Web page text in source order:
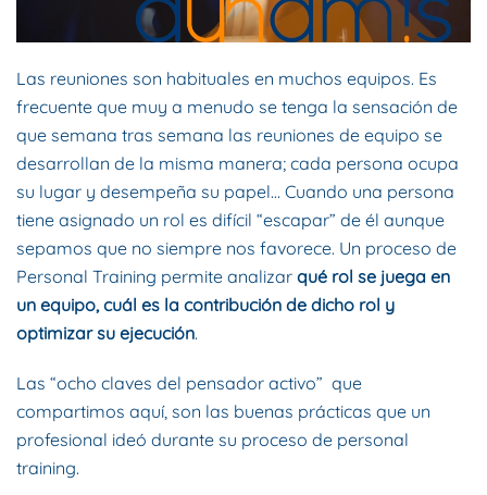
Las reuniones son habituales en muchos equipos. Es
frecuente que muy a menudo se tenga la sensación de
que semana tras semana las reuniones de equipo se
desarrollan de la misma manera; cada persona ocupa
su lugar y desempeña su papel… Cuando una persona
tiene asignado un rol es difícil “escapar” de él aunque
sepamos que no siempre nos favorece. Un proceso de
Personal Training permite analizar qué rol se juega en
un equipo, cuál es la contribución de dicho rol y
optimizar su ejecución.
Las “ocho claves del pensador activo” que
compartimos aquí, son las buenas prácticas que un
profesional ideó durante su proceso de personal
training.